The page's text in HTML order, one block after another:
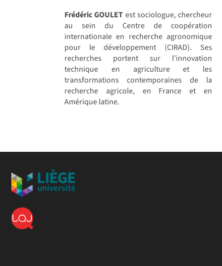
Frédéric GOULET est sociologue, chercheur
au sein du Centre de coopération
internationale en recherche agronomique
pour le développement (CIRAD). Ses
recherches portent sur l’innovation
technique en agriculture et les
transformations contemporaines de la
recherche agricole, en France et en
Amérique latine.